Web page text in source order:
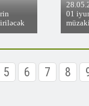
01
5 6 7 8